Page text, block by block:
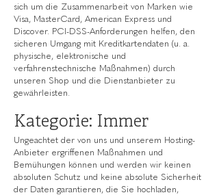
sich um die Zusammenarbeit von Marken wie
Visa, MasterCard, American Express und
Discover. PCI-DSS-Anforderungen helfen, den
sicheren Umgang mit Kreditkartendaten (u. a.
physische, elektronische und
verfahrenstechnische Maßnahmen) durch
unseren Shop und die Dienstanbieter zu
gewährleisten.
Kategorie: Immer
Ungeachtet der von uns und unserem Hosting-
Anbieter ergriffenen Maßnahmen und
Bemühungen können und werden wir keinen
absoluten Schutz und keine absolute Sicherheit
der Daten garantieren, die Sie hochladen,